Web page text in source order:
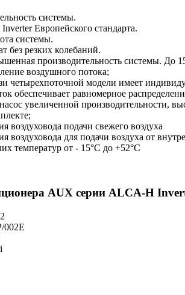
системы.
Европейского стандарта.
системы.
резких колебаний.
производительность системы. До
воздушного потока;
четырехпоточной модели имеет
обеспечивает равномерное
увеличенной производительности,
воздуховода подачи свежего воздуха
воздуховода для подачи воздуха от
температур от - 15°С до +52°С
AUX серии ALCA-H
002E